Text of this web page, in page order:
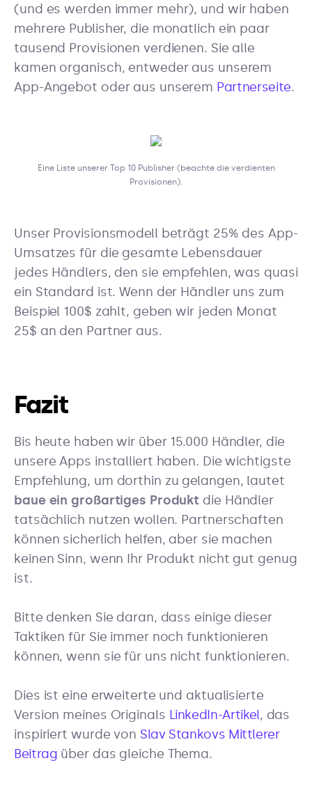
(und es werden immer mehr), und wir haben
mehrere Publisher, die monatlich ein paar
tausend Provisionen verdienen. Sie alle
kamen organisch, entweder aus unserem
App-Angebot oder aus unserem Partnerseite.
Eine Liste unserer Top 10 Publisher (beachte die verdienten
Provisionen).
Unser Provisionsmodell beträgt 25% des App-
Umsatzes für die gesamte Lebensdauer
jedes Händlers, den sie empfehlen, was quasi
ein Standard ist. Wenn der Händler uns zum
Beispiel 100$ zahlt, geben wir jeden Monat
25$ an den Partner aus.
Fazit
Bis heute haben wir über 15.000 Händler, die
unsere Apps installiert haben. Die wichtigste
Empfehlung, um dorthin zu gelangen, lautet
baue ein großartiges Produkt die Händler
tatsächlich nutzen wollen. Partnerschaften
können sicherlich helfen, aber sie machen
keinen Sinn, wenn Ihr Produkt nicht gut genug
ist.
Bitte denken Sie daran, dass einige dieser
Taktiken für Sie immer noch funktionieren
können, wenn sie für uns nicht funktionieren.
Dies ist eine erweiterte und aktualisierte
Version meines Originals LinkedIn-Artikel, das
inspiriert wurde von Slav Stankovs Mittlerer
Beitrag über das gleiche Thema.